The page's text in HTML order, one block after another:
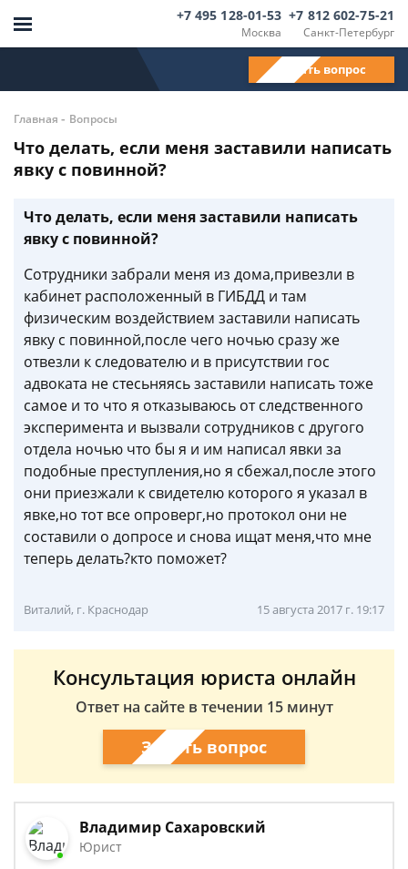
Москва
+7 495 128-01-53
Санкт-Петербург
+7 812 602-75-21
Задать вопрос
Главная - Вопросы
Что делать, если меня заставили написать
явку с повинной?
Что делать, если меня заставили написать
явку с повинной?
Сотрудники забрали меня из дома,привезли в
кабинет расположенный в ГИБДД и там
физическим воздействием заставили написать
явку с повинной,после чего ночью сразу же
отвезли к следователю и в присутствии гос
адвоката не стесьняясь заставили написать тоже
самое и то что я отказываюсь от следственного
эксперимента и вызвали сотрудников с другого
отдела ночью что бы я и им написал явки за
подобные преступления,но я сбежал,после этого
они приезжали к свидетелю которого я указал в
явке,но тот все опроверг,но протокол они не
составили о допросе и снова ищат меня,что мне
теперь делать?кто поможет?
Виталий, г. Краснодар 15 августа 2017 г. 19:17
Консультация юриста онлайн
Ответ на сайте в течении 15 минут
Задать вопрос
Владимир Сахаровский
Юрист